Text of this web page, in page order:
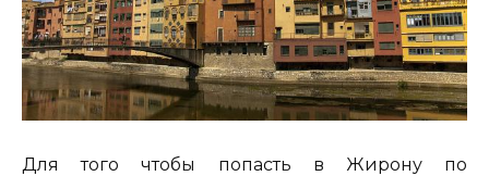
Для того чтобы попасть в Жирону по